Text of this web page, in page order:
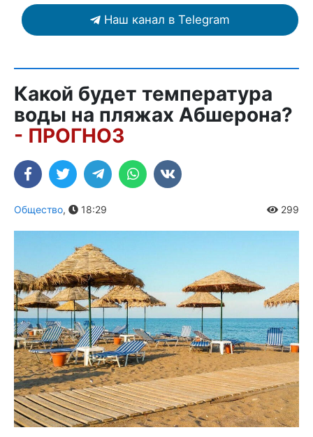
Наш канал в Telegram
Какой будет температура
воды на пляжах Абшерона?
- ПРОГНОЗ
Общество, 18:29 299